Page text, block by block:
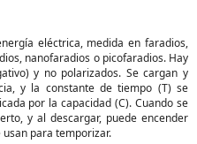
eléctrica, medida en faradios,
nanofaradios o picofaradios. Hay
y no polarizados. Se cargan y
y la constante de tiempo (T) se
por la capacidad (C). Cuando se
y al descargar, puede encender
para temporizar.